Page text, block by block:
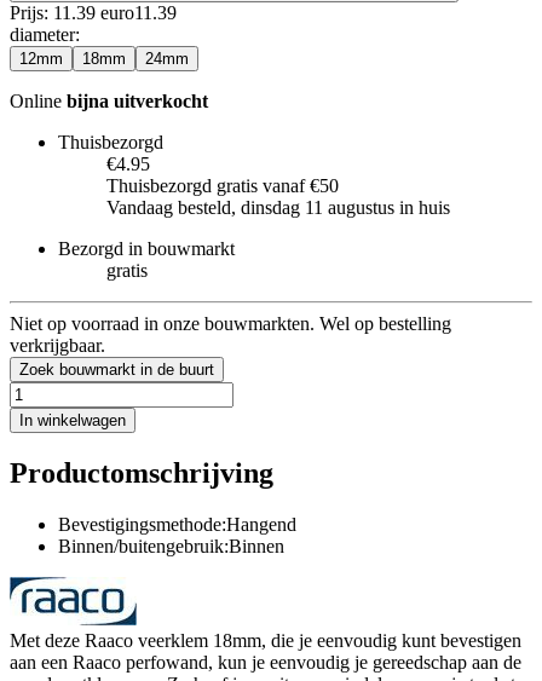
Prijs: 11.39 euro11 .39
diameter:
12mm 18mm 24mm
Online bijna uitverkocht
Thuisbezorgd
€4.95
Thuisbezorgd gratis vanaf €50
Vandaag besteld, dinsdag 11 augustus in huis
Bezorgd in bouwmarkt
gratis
Niet op voorraad in onze bouwmarkten. Wel op bestelling
verkrijgbaar.
Zoek bouwmarkt in de buurt
In winkelwagen
Productomschrijving
Bevestigingsmethode:Hangend
Binnen/buitengebruik:Binnen
Met deze Raaco veerklem 18mm, die je eenvoudig kunt bevestigen
aan een Raaco perfowand, kun je eenvoudig je gereedschap aan de